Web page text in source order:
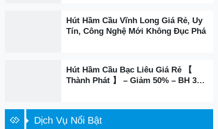
Hút Hầm Cầu Vĩnh Long Giá Rẻ, Uy
Tín, Công Nghệ Mới Không Đục Phá
Hút Hầm Cầu Bạc Liêu Giá Rẻ 【
Thành Phát 】 – Giảm 50% – BH 3
Dịch Vụ Nổi Bật